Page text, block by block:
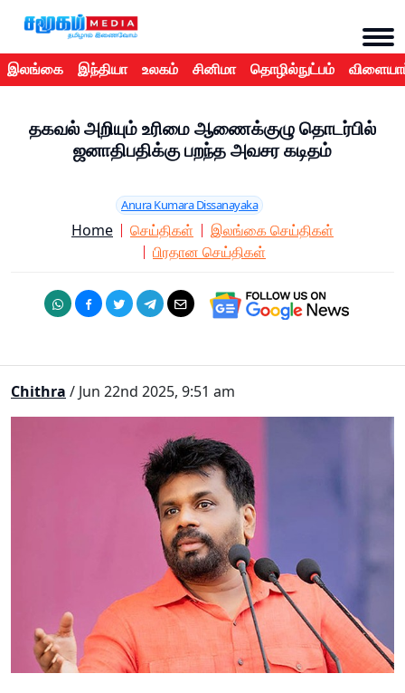
இலங்கை இந்தியா உலகம் சினிமா தொழில்நுட்பம்
தகவல் அறியும் உரிமை ஆணைக்குழு தொடர்பில்
ஜனாதிபதிக்கு பறந்த அவசர கடிதம்
Anura Kumara Dissanayaka
Home செய்திகள்
இலங்கை செய்திகள்
பிரதான செய்திகள்
Chithra / Jun 22nd 2025, 9:51 am